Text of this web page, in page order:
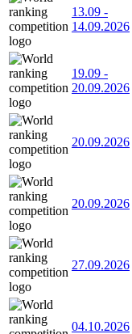
13.09 -
14.09.2026
19.09 -
20.09.2026
20.09.2026
20.09.2026
27.09.2026
04.10.2026